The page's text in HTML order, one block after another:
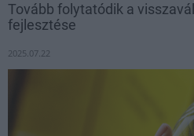
Tovább folytatódik a
fejlesztése
2025.07.22